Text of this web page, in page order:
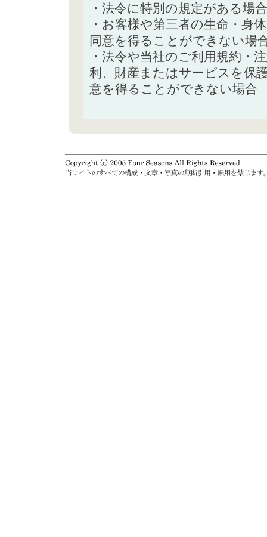
・法令に特別の規定がある場合
・お客様や第三者の生命・身
同意を得ることができない場
・法令や当社のご利用規約・
利、財産またはサービスを保
意を得ることができない場合